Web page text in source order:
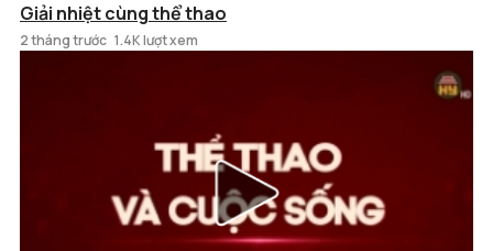
Giải nhiệt cùng thể thao
2 tháng trước 1.4K lượt xem